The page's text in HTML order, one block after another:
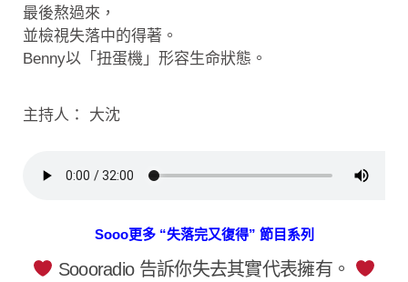
最後熬過來，
並檢視失落中的得著。
Benny以「扭蛋機」形容生命狀態。
主持人： 大沈
Sooo更多 “失落完又復得” 節目系列
Soooradio 告訴你失去其實代表擁有。